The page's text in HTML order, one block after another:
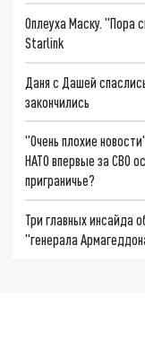
Оплеуха Маску. "Пора
Starlink
Даня с Дашей
закончились
"Очень плохие
НАТО впервые за СВО
приграничье?
Три главных инсайда
"генерала